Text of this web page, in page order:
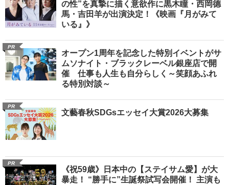
の性”を真摯に描く意欲作に黒木瞳・西岡德
馬・吉田羊が出演決定！《映画『月がみて
いる』》
PR
オープン1周年を記念した特別イベントがサ
ムソナイト・ブラックレーベル銀座店で開
催 仕事も人生も自分らしく～笑顔あふれ
る特別対談～
PR
文藝春秋SDGsエッセイ大賞2026大募集
PR
《祝59歳》日本中の【ステイサム愛】が大
暴走！ “勝手に”生誕祭試写会開催！ 主演も